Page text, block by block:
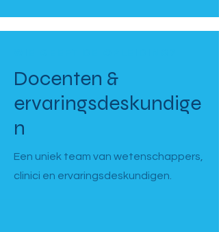
Docenten &
ervaringsdeskundige
n
Een uniek team van wetenschappers,
clinici en ervaringsdeskundigen.